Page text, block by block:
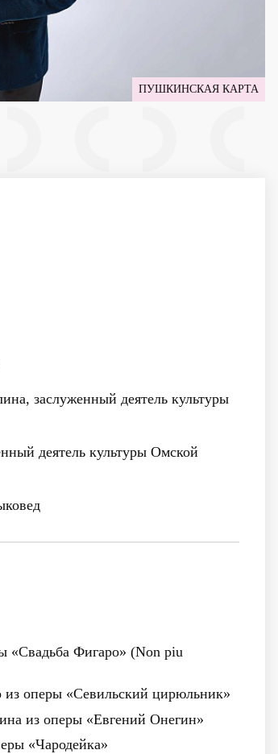
ПУШКИНСКАЯ КАРТА
заслуженный деятель культуры
деятель культуры Омской
Фигаро» (Non piu
оперы «Севильский цирюльник»
из оперы «Евгений Онегин»
«Чародейка»